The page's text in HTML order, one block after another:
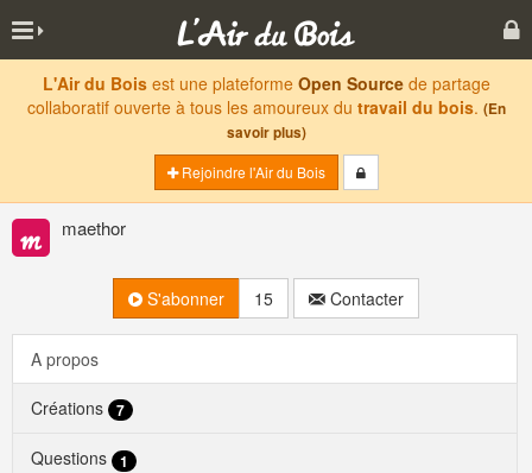
L'Air du Boisest une plateforme Open Sourcede partage
collaboratif ouverte à tous les amoureux du travail du bois. (En
savoir plus)
Rejoindre l'Air du Bois
maethor
S'abonner 15 Contacter
A propos
Créations 7
Questions 1